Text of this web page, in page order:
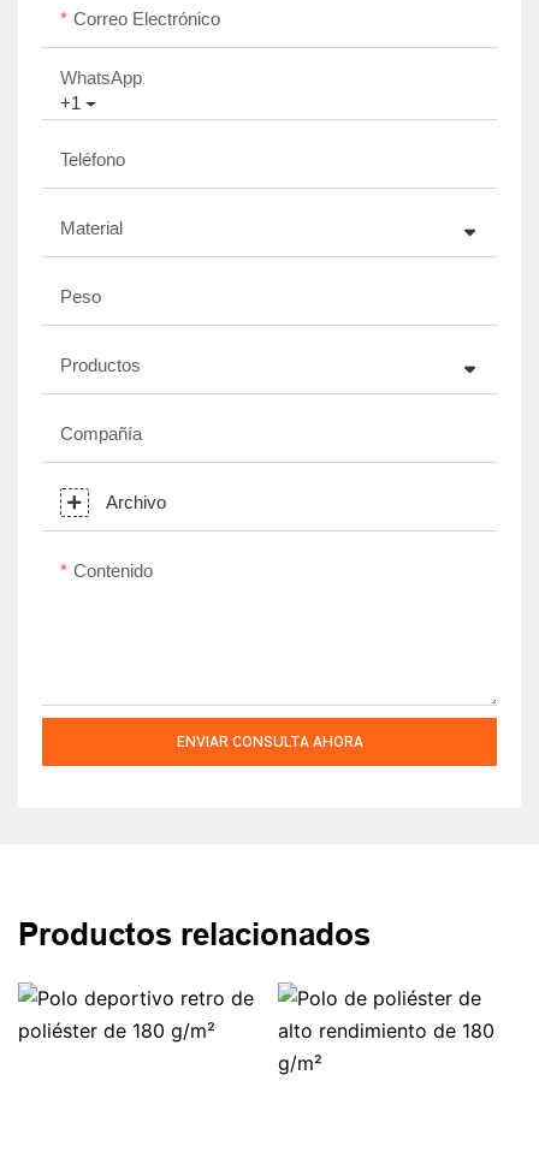
Correo Electrónico
+1
WhatsApp
Teléfono
Material
Peso
Productos
Compañía
Archivo
Contenido
ENVIAR CONSULTA AHORA
Productos relacionados